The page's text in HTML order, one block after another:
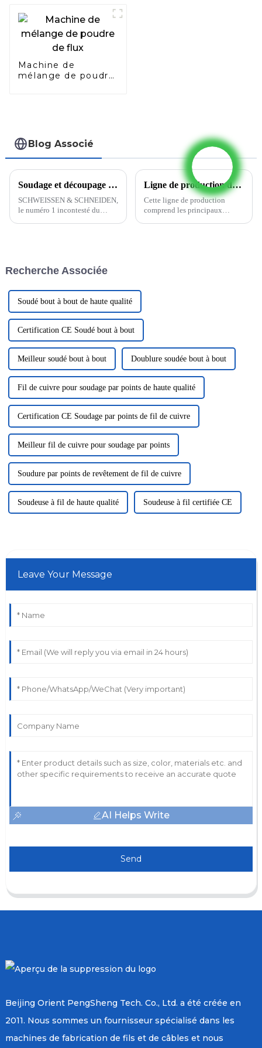
Machine de
mélange de poudre
Blog Associé
Soudage et découpage 2023 (Essen, Allemagne)
SCHWEISSEN & SCHNEIDEN,
le numéro 1 incontesté du
Ligne de production de fils fourrés pour soudure
Cette ligne de production
comprend les principaux
Recherche Associée
Soudé bout à bout de haute qualité
Certification CE Soudé bout à bout
Meilleur soudé bout à bout Doublure soudée bout à bout
Fil de cuivre pour soudage par points de haute qualité
Certification CE Soudage par points de fil de cuivre
Meilleur fil de cuivre pour soudage par points
Soudure par points de revêtement de fil de cuivre
Soudeuse à fil de haute qualité Soudeuse à fil certifiée CE
Leave Your Message
AI Helps Write
Send
Beijing Orient PengSheng Tech. Co., Ltd. a été créée en
2011. Nous sommes un fournisseur spécialisé dans les
machines de fabrication de fils et de câbles et nous